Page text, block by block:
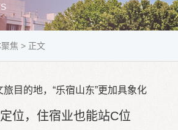
焦 > 正文
目的地，“乐宿山东”更加具象化
位，住宿业也能站C位